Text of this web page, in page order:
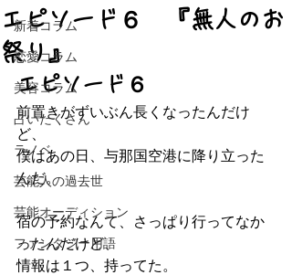
新着コラム
恋愛コラム
美容コラム
占いたくさん
ラノベ
芸能人の過去世
芸能オーディション
ファンタジー用語
エピソード６ 『無人のお
祭り』
エピソード６
前置きがずいぶん長くなったんだけ
ど、
僕はあの日、与那国空港に降り立った
んだ。
宿の予約なんて、さっぱり行ってなか
ったんだけど、
情報は１つ、持ってた。